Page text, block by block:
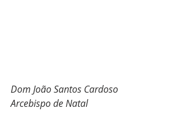
Dom João Santos Cardoso
Arcebispo de Natal